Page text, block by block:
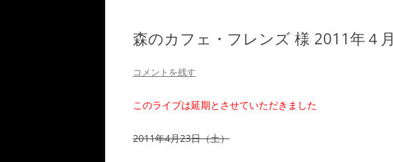
森のカフェ・フレンズ 様 2011年４月
コメントを残す
このライブは延期とさせていただきました
2011年4月23日（土）